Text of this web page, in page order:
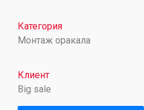
Категория
Монтаж оракала
Клиент
Big sale